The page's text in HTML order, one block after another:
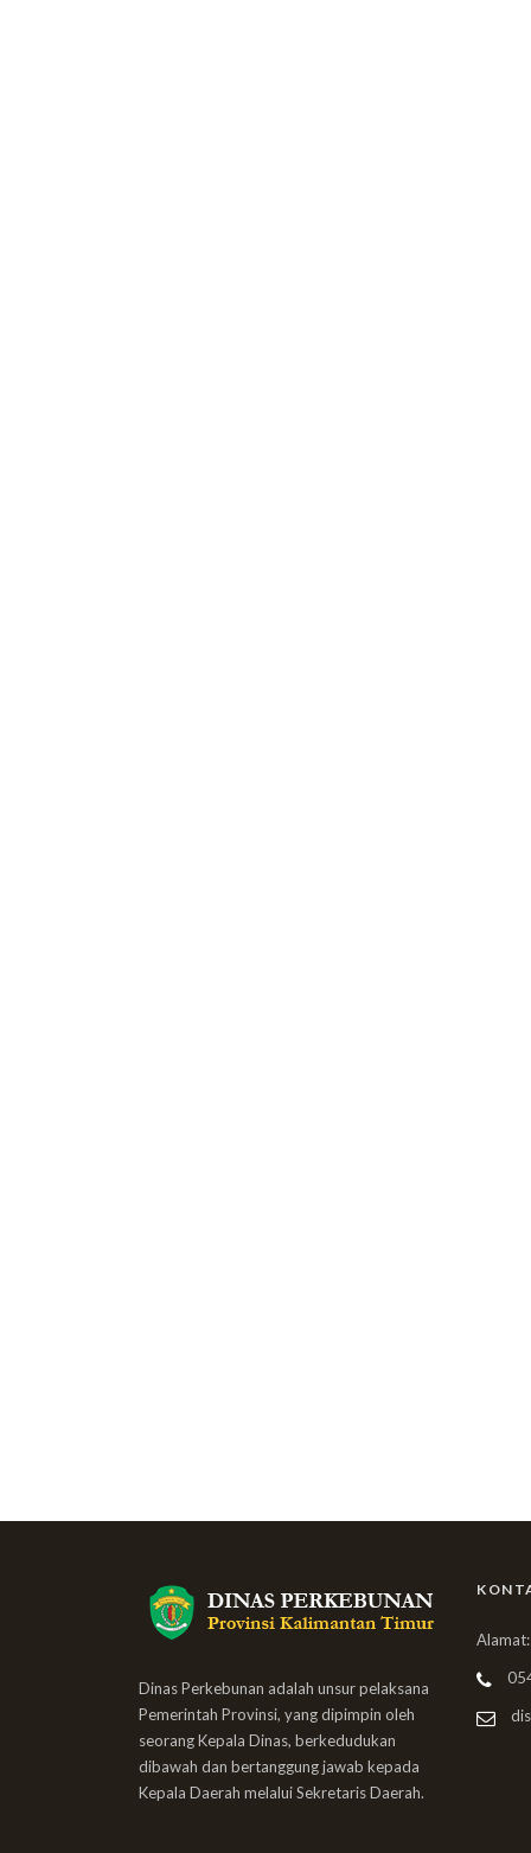
Dinas Perkebunan adalah unsur pelaksana
Pemerintah Provinsi, yang dipimpin oleh
seorang Kepala Dinas, berkedudukan
dibawah dan bertanggung jawab kepada
Kepala Daerah melalui Sekretaris Daerah.